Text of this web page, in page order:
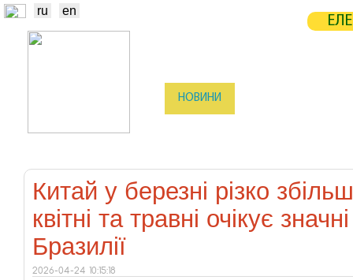
ru en
НОВИНИ
Китай у березні різко
квітні та травні очікує
Бразилії
2026-04-24 10:15:18